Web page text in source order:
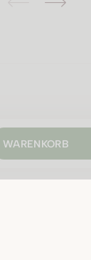
WARENKORB